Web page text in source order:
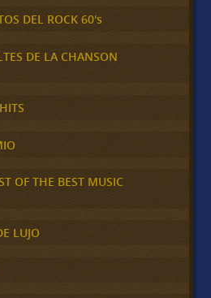
DEL ROCK 60's
DE LA CHANSON
OF THE BEST MUSIC
LUJO